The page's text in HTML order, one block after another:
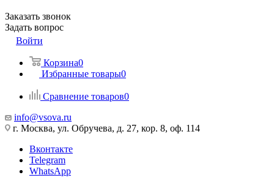
Заказать звонок
Задать вопрос
Войти
Корзина0
Избранные товары0
Сравнение товаров0
info@vsova.ru
г. Москва, ул. Обручева, д. 27, кор. 8, оф. 114
Вконтакте
Telegram
WhatsApp